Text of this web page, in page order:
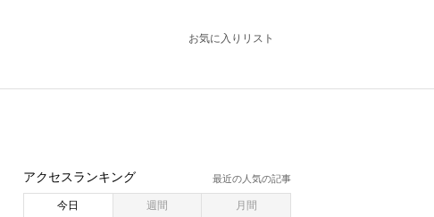
お気に入りリスト
アクセスランキング 最近の人気の記事
今日 週間 月間